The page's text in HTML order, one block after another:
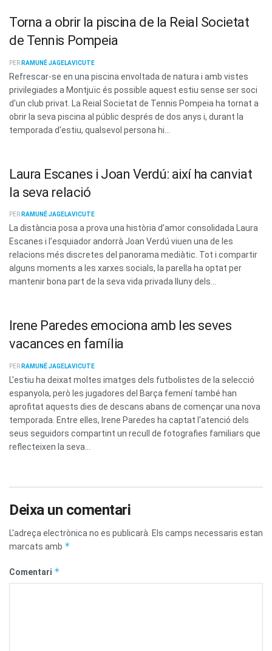
Torna a obrir la piscina de la Reial Societat
de Tennis Pompeia
PER RAMUNÉ JAGELAVICUTE
Refrescar-se en una piscina envoltada de natura i amb vistes
privilegiades a Montjuïc és possible aquest estiu sense ser soci
d'un club privat. La Reial Societat de Tennis Pompeia ha tornat a
obrir la seva piscina al públic després de dos anys i, durant la
temporada d'estiu, qualsevol persona hi...
Laura Escanes i Joan Verdú: així ha canviat
la seva relació
PER RAMUNÉ JAGELAVICUTE
La distància posa a prova una història d’amor consolidada Laura
Escanes i l’esquiador andorrà Joan Verdú viuen una de les
relacions més discretes del panorama mediàtic. Tot i compartir
alguns moments a les xarxes socials, la parella ha optat per
mantenir bona part de la seva vida privada lluny dels...
Irene Paredes emociona amb les seves
vacances en família
PER RAMUNÉ JAGELAVICUTE
L'estiu ha deixat moltes imatges dels futbolistes de la selecció
espanyola, però les jugadores del Barça femení també han
aprofitat aquests dies de descans abans de començar una nova
temporada. Entre elles, Irene Paredes ha captat l'atenció dels
seus seguidors compartint un recull de fotografies familiars que
reflecteixen la seva...
Deixa un comentari
L'adreça electrònica no es publicarà. Els camps necessaris estan
marcats amb *
Comentari *